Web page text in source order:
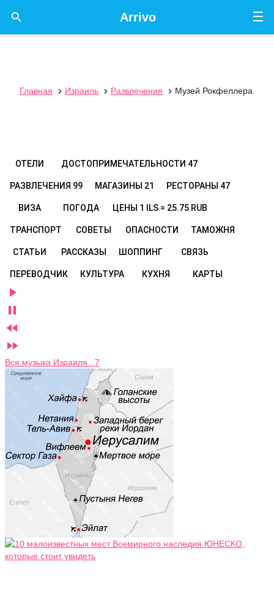
☰
Arrivo

Главная  Израиль  Развлечения  Музей Рокфеллера
ОТЕЛИ ДОСТОПРИМЕЧАТЕЛЬНОСТИ 47
РАЗВЛЕЧЕНИЯ 99 МАГАЗИНЫ 21 РЕСТОРАНЫ 47
ВИЗА ПОГОДА ЦЕНЫ 1 ILS = 25.75 RUB
ТРАНСПОРТ СОВЕТЫ ОПАСНОСТИ ТАМОЖНЯ
СТАТЬИ РАССКАЗЫ ШОППИНГ СВЯЗЬ
ПЕРЕВОДЧИК КУЛЬТУРА КУХНЯ КАРТЫ




Вся музыка Израиля 7